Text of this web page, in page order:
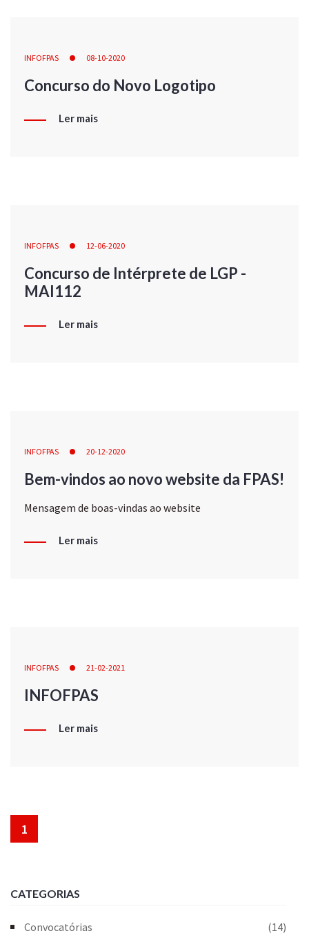
INFOFPAS 08-10-2020
Concurso do Novo Logotipo
Ler mais
INFOFPAS 12-06-2020
Concurso de Intérprete de LGP -
MAI112
Ler mais
INFOFPAS 20-12-2020
Bem-vindos ao novo website da FPAS!
Mensagem de boas-vindas ao website
Ler mais
INFOFPAS 21-02-2021
INFOFPAS
Ler mais
1
CATEGORIAS
Convocatórias
(14)